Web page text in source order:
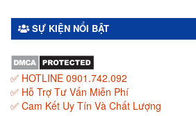
SỰ KIỆN NỔI BẬT
✅ HOTLINE 0901.742.092
✅ Hỗ Trợ Tư Vấn Miễn Phí
✅ Cam Kết Uy Tín Và Chất Lượng